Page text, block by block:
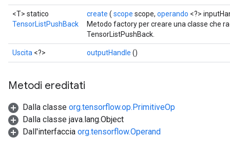
<T> statico
TensorListPushBack
create ( scope scope, operando <?>
Metodo factory per creare una classe che
TensorListPushBack.
Uscita <?> outputHandle ()
Metodi ereditati
Dalla classe org.tensorflow.op.PrimitiveOp
Dalla classe java.lang.Object
Dall'interfaccia org.tensorflow.Operand